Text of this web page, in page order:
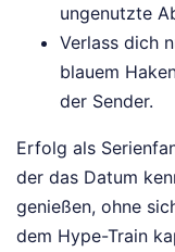
ungenutzte
Verlass dich
blauem
der Sender.
Erfolg als
der das Datum
genießen, ohne
dem Hype-Train